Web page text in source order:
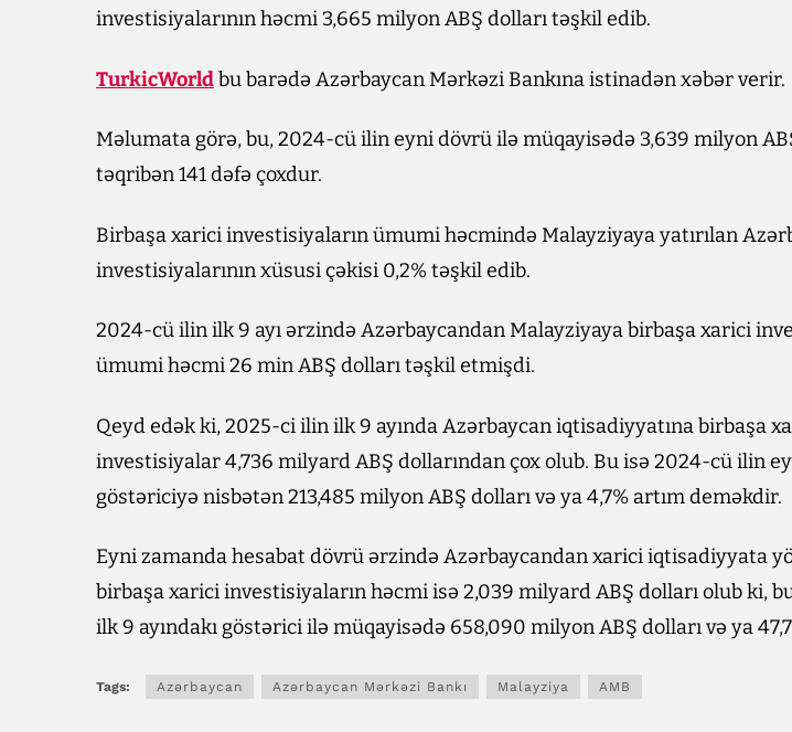
investisiyalarının həcmi 3,665 milyon ABŞ dolları təşkil edib.
TurkicWorldbu barədə Azərbaycan Mərkəzi Bankına istinadən xəbər verir.
Məlumata görə, bu, 2024-cü ilin eyni dövrü ilə müqayisədə 3,639 milyon
təqribən 141 dəfə çoxdur.
Birbaşa xarici investisiyaların ümumi həcmində Malayziyaya yatırılan
investisiyalarının xüsusi çəkisi 0,2% təşkil edib.
2024-cü ilin ilk 9 ayı ərzində Azərbaycandan Malayziyaya birbaşa xarici
ümumi həcmi 26 min ABŞ dolları təşkil etmişdi.
Qeyd edək ki, 2025-ci ilin ilk 9 ayında Azərbaycan iqtisadiyyatına birbaşa
investisiyalar 4,736 milyard ABŞ dollarından çox olub. Bu isə 2024-cü ilin
göstəriciyə nisbətən 213,485 milyon ABŞ dolları və ya 4,7% artım deməkdir.
Eyni zamanda hesabat dövrü ərzində Azərbaycandan xarici iqtisadiyyata
birbaşa xarici investisiyaların həcmi isə 2,039 milyard ABŞ dolları olub ki,
ilk 9 ayındakı göstərici ilə müqayisədə 658,090 milyon ABŞ dolları və ya
Tags: Azərbaycan Azərbaycan Mərkəzi Bankı Malayziya AMB